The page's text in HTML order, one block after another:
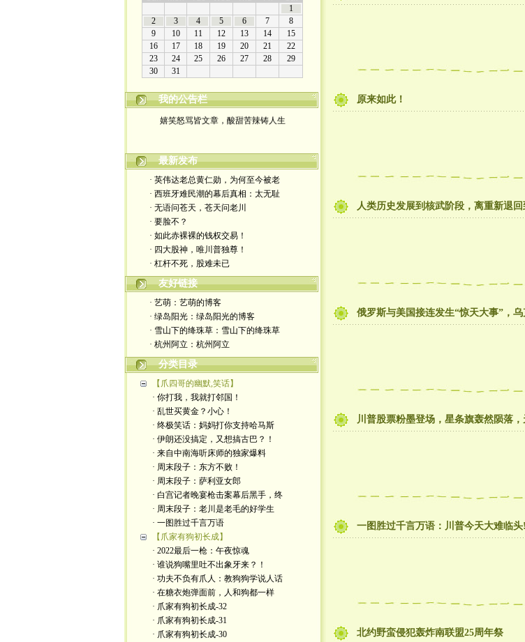
我的公告栏
嬉笑怒骂皆文章，酸甜苦辣铸人生
最新发布
· 英伟达老总黄仁勋，为何至今被老
· 西班牙难民潮的幕后真相：太无耻
· 无语问苍天，苍天问老川
· 要脸不？
· 如此赤裸裸的钱权交易！
· 四大股神，唯川普独尊！
· 杠杆不死，股难未已
友好链接
· 艺萌：艺萌的博客
· 绿岛阳光：绿岛阳光的博客
· 雪山下的绛珠草：雪山下的绛珠草
· 杭州阿立：杭州阿立
分类目录
【爪四哥的幽默,笑话】
· 你打我，我就打邻国！
· 乱世买黄金？小心！
· 终极笑话：妈妈打你支持哈马斯
· 伊朗还没搞定，又想搞古巴？！
· 来自中南海听床师的独家爆料
· 周末段子：东方不败！
· 周末段子：萨利亚女郎
· 白宫记者晚宴枪击案幕后黑手，终
· 周末段子：老川是老毛的好学生
· 一图胜过千言万语
【爪家有狗初长成】
· 2022最后一枪：午夜惊魂
· 谁说狗嘴里吐不出象牙来？！
· 功夫不负有爪人：教狗狗学说人话
· 在糖衣炮弹面前，人和狗都一样
· 爪家有狗初长成-32
· 爪家有狗初长成-31
· 爪家有狗初长成-30
原来如此！
人类历史发展到核武阶段，离重新退
俄罗斯与美国接连发生“惊天大事”，
川普股票粉墨登场，星条旗轰然陨落，
一图胜过千言万语：川普今天大难临头!
北约野蛮侵犯轰炸南联盟25周年祭